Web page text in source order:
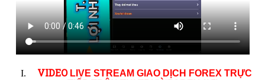
VIDEOLIVE STREAM GIAO DỊCH FOREX TRỰC